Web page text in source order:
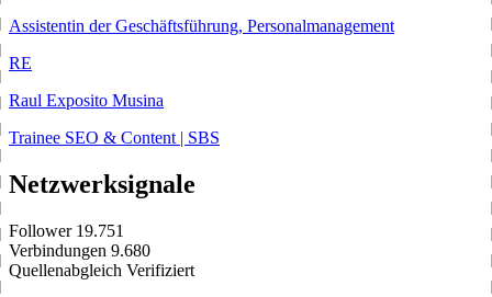
Assistentin der Geschäftsführung, Personalmanagement
RE
Raul Exposito Musina
Trainee SEO & Content | SBS
Netzwerksignale
Follower 19.751
Verbindungen 9.680
Quellenabgleich Verifiziert